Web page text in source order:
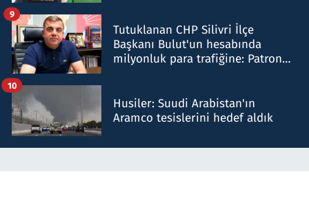
Tutuklanan CHP Silivri İlçe
Başkanı Bulut'un hesabında
milyonluk para trafiğine: Patron
9
Husiler: Suudi Arabistan'ın
Aramco tesislerini hedef aldık
10